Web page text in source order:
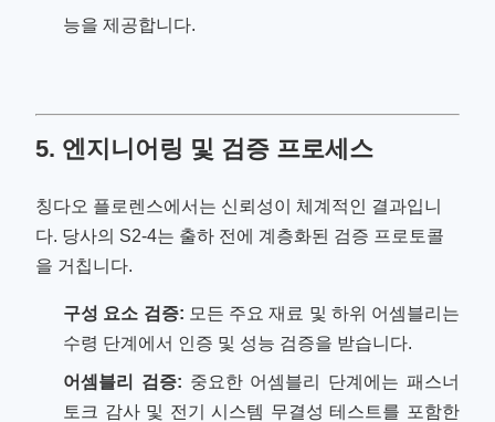
능을 제공합니다.
5. 엔지니어링 및 검증 프로세스
칭다오 플로렌스에서는 신뢰성이 체계적인 결과입니
다. 당사의 S2-4는 출하 전에 계층화된 검증 프로토콜
을 거칩니다.
구성 요소 검증: 모든 주요 재료 및 하위 어셈블리는
수령 단계에서 인증 및 성능 검증을 받습니다.
어셈블리 검증: 중요한 어셈블리 단계에는 패스너
토크 감사 및 전기 시스템 무결성 테스트를 포함한